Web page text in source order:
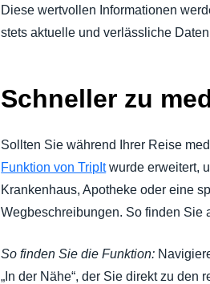
Diese wertvollen Informationen
stets aktuelle und verlässliche
Schneller zu
Sollten Sie während Ihrer Reise
Funktion von TripItwurde erweitert,
Krankenhaus, Apotheke oder eine
Wegbeschreibungen. So finden Sie
So finden Sie die Funktion:
„In der Nähe“, der Sie direkt zu den